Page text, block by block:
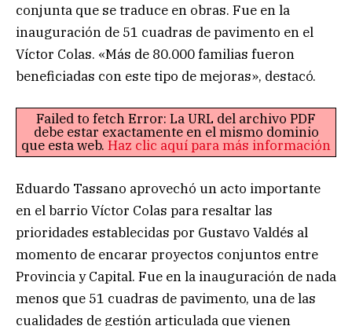
conjunta que se traduce en obras. Fue en la
inauguración de 51 cuadras de pavimento en el
Víctor Colas. «Más de 80.000 familias fueron
beneficiadas con este tipo de mejoras», destacó.
Failed to fetch Error: La URL del archivo PDF
debe estar exactamente en el mismo dominio
que esta web. Haz clic aquí para más información
Eduardo Tassano aprovechó un acto importante
en el barrio Víctor Colas para resaltar las
prioridades establecidas por Gustavo Valdés al
momento de encarar proyectos conjuntos entre
Provincia y Capital. Fue en la inauguración de nada
menos que 51 cuadras de pavimento, una de las
cualidades de gestión articulada que vienen